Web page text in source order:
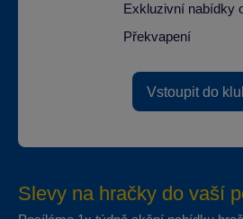
Exkluzivní nabídky
Překvapení
Vstoupit do
Slevy na hračky do vaší